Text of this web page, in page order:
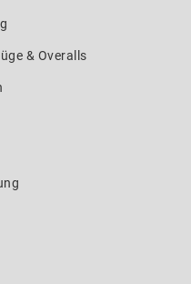
& Overalls